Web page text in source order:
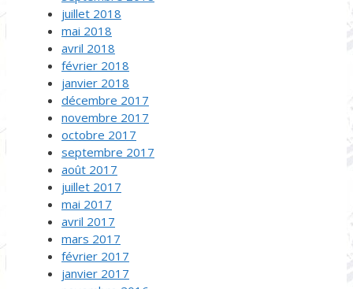
juillet 2018
mai 2018
avril 2018
février 2018
janvier 2018
décembre 2017
novembre 2017
octobre 2017
septembre 2017
août 2017
juillet 2017
mai 2017
avril 2017
mars 2017
février 2017
janvier 2017